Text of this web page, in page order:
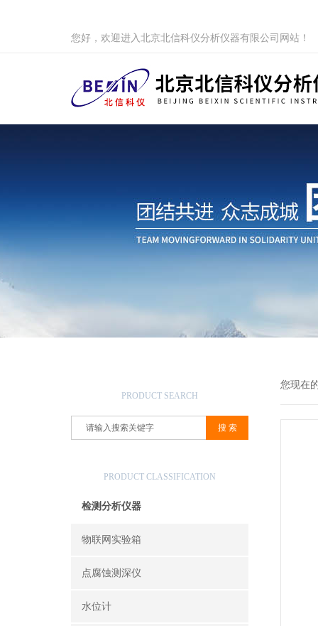
您好，欢迎进入北京北信科仪分析仪器有限公司网站！
PRODUCT SEARCH
PRODUCT CLASSIFICATION
检测分析仪器
物联网实验箱
点腐蚀测深仪
水位计
您现在